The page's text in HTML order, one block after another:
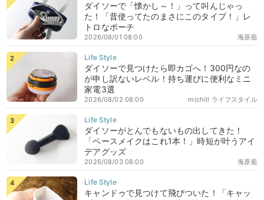
ダイソーで「懐かし～！」って叫んじゃっ
た！「昔使ってたのまさにこのタイプ！」レ
トロなポーチ
海原藍
2026/08/01 08:00
ダイソーで見つけたら即カゴへ！300円なの
が申し訳ないレベル！持ち運びに便利なミニ
家電3選
michill ライフスタイル
2026/08/02 08:00
ダイソーがとんでもないもの出してきた！
「ベースメイクはこれ1本！」時短が叶うアイ
デアグッズ
海原藍
2026/08/03 08:00
キャンドゥで見つけて飛びついた！「キャッ